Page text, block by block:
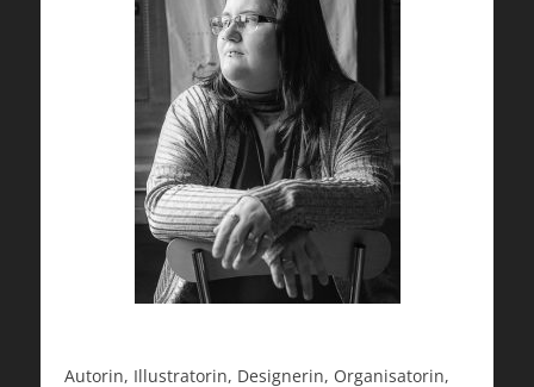
Autorin, Illustratorin, Designerin, Organisatorin,